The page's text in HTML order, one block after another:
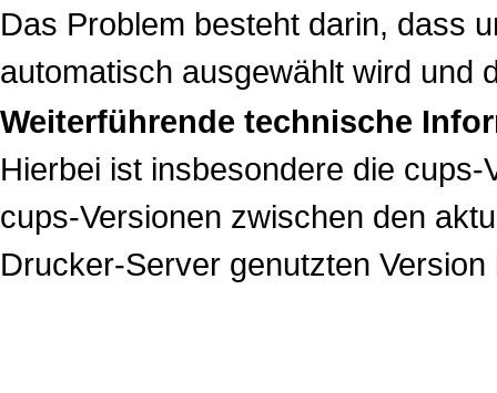
Das Problem besteht darin, dass
automatisch ausgewählt wird und
Weiterführende technische
Hierbei ist insbesondere die
cups-Versionen zwischen den
Drucker-Server genutzten